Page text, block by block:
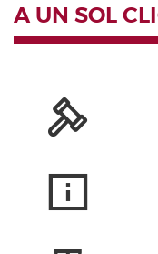
A UN SOL